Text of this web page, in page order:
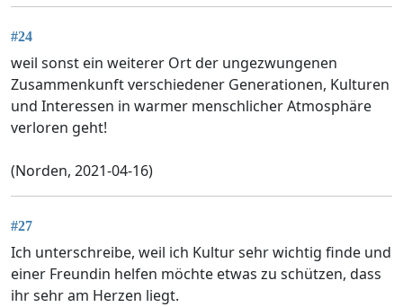
#24
weil sonst ein weiterer Ort der ungezwungenen
Zusammenkunft verschiedener Generationen, Kulturen
und Interessen in warmer menschlicher Atmosphäre
verloren geht!
(Norden, 2021-04-16)
#27
Ich unterschreibe, weil ich Kultur sehr wichtig finde und
einer Freundin helfen möchte etwas zu schützen, dass
ihr sehr am Herzen liegt.